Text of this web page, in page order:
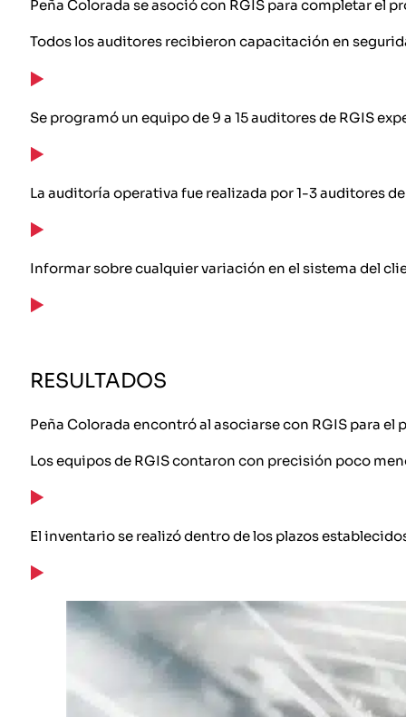
Peña Colorada se asoció con RGIS para completar el
Todos los auditores recibieron capacitación en
Se programó un equipo de 9 a 15 auditores de RGIS
La auditoría operativa fue realizada por 1-3 auditores
Informar sobre cualquier variación en el sistema del
RESULTADOS
Peña Colorada encontró al asociarse con RGIS para
Los equipos de RGIS contaron con precisión poco
El inventario se realizó dentro de los plazos